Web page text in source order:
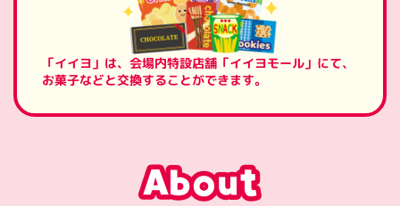
「イイヨ」は、会場内特設店舗 「イイヨモール」にて、
お菓子などと交換することができます。